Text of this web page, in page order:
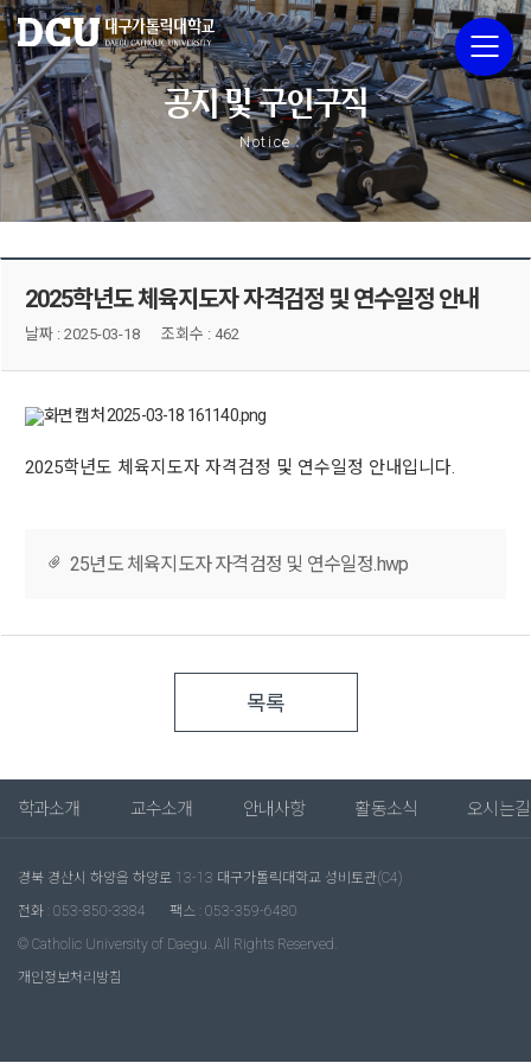
공지 및 구인구직
Notice
2025학년도 체육지도자 자격검정 및 연수일정 안내
날짜 : 2025-03-18 조회수 : 462
2025학년도 체육지도자 자격검정 및 연수일정 안내입니다.
25년도 체육지도자 자격검정 및 연수일정.hwp
목록
학과소개 교수소개 안내사항 활동소식 오시는길
경북 경산시 하양읍 하양로 13-13 대구가톨릭대학교 성비토관(C4)
전화 : 053-850-3384
팩스 : 053-359-6480
© Catholic University of Daegu. All Rights Reserved.
개인정보처리방침